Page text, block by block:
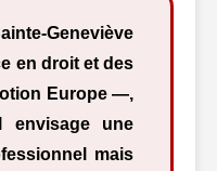
Geneviève
en droit et des
Europe —,
une
mais